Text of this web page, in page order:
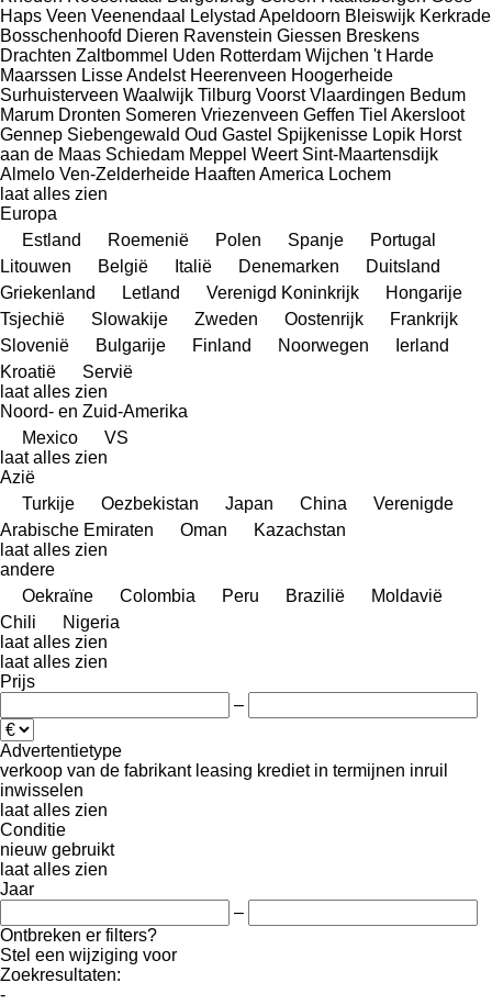
Haps Veen Veenendaal Lelystad Apeldoorn Bleiswijk Kerkrade
Bosschenhoofd Dieren Ravenstein Giessen Breskens
Drachten Zaltbommel Uden Rotterdam Wijchen 't Harde
Maarssen LisseAndelst Heerenveen Hoogerheide
Surhuisterveen Waalwijk Tilburg Voorst Vlaardingen Bedum
Marum Dronten Someren Vriezenveen Geffen Tiel Akersloot
Gennep Siebengewald Oud Gastel Spijkenisse Lopik Horst
aan de Maas Schiedam Meppel Weert Sint-Maartensdijk
Almelo Ven-Zelderheide Haaften America Lochem
laat alles zien
Europa
Estland
Roemenië Polen Spanje
Portugal
Litouwen
België Italië Denemarken
Duitsland
Griekenland
Letland Verenigd Koninkrijk
Hongarije
Tsjechië
Slowakije Zweden Oostenrijk
Frankrijk
Slovenië
Bulgarije Finland Noorwegen
Ierland
Kroatië
Servië
laat alles zien
Noord- en Zuid-Amerika
Mexico
VS
laat alles zien
Azië
Turkije
Oezbekistan Japan China
Verenigde
Arabische Emiraten
Oman
Kazachstan
laat alles zien
andere
Oekraïne
Colombia Peru Brazilië
Moldavië
Chili
Nigeria
laat alles zien
laat alles zien
Prijs
–
Advertentietype
verkoop van de fabrikant leasing krediet in termijnen inruil
inwisselen
laat alles zien
Conditie
nieuw gebruikt
laat alles zien
Jaar
–
Ontbreken er filters?
Stel een wijziging voor
Zoekresultaten:
-